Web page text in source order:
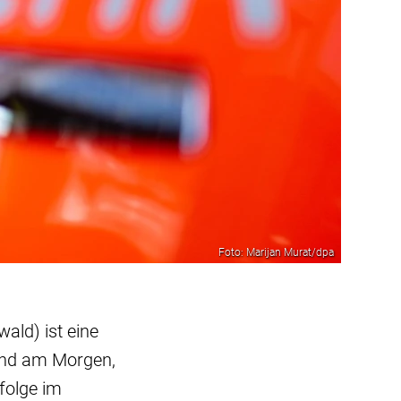
Foto: Marijan Murat/dpa
ist eine
am Morgen,
im